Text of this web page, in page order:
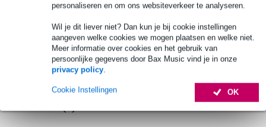
personaliseren en om ons websiteverkeer te analyseren.
Wil je dit liever niet? Dan kun je bij cookie instellingen
aangeven welke cookies we mogen plaatsen en welke niet.
Meer informatie over cookies en het gebruik van
persoonlijke gegevens door Bax Music vind je in onze
privacy policy.
OK
Cookie Instellingen
Bekijk alle productspecificaties
Bekijk ook eens (4)